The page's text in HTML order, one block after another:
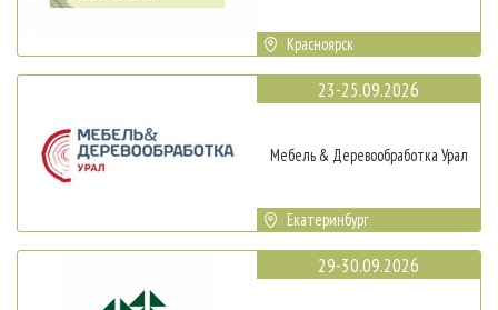
Красноярск
23-25.09.2026
Мебель & Деревообработка Урал
Екатеринбург
29-30.09.2026